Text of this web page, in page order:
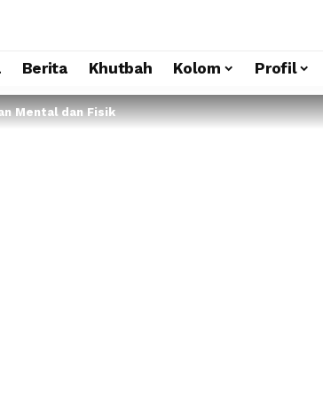
Berita Khutbah Kolom Profil
Mental dan Fisik